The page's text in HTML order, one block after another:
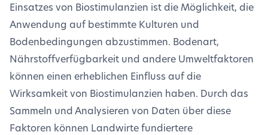
Einsatzes von Biostimulanzien ist die Möglichkeit, die
Anwendung auf bestimmte Kulturen und
Bodenbedingungen abzustimmen. Bodenart,
Nährstoffverfügbarkeit und andere Umweltfaktoren
können einen erheblichen Einfluss auf die
Wirksamkeit von Biostimulanzien haben. Durch das
Sammeln und Analysieren von Daten über diese
Faktoren können Landwirte fundiertere